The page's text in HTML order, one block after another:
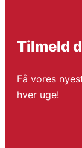
Tilmeld
Få vores
hver uge!